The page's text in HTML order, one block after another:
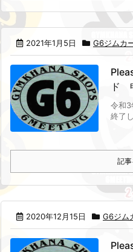
2021年1月5日 G6ジムカ
ド
令和3
終了
記
2020年12月15日 G6ジム